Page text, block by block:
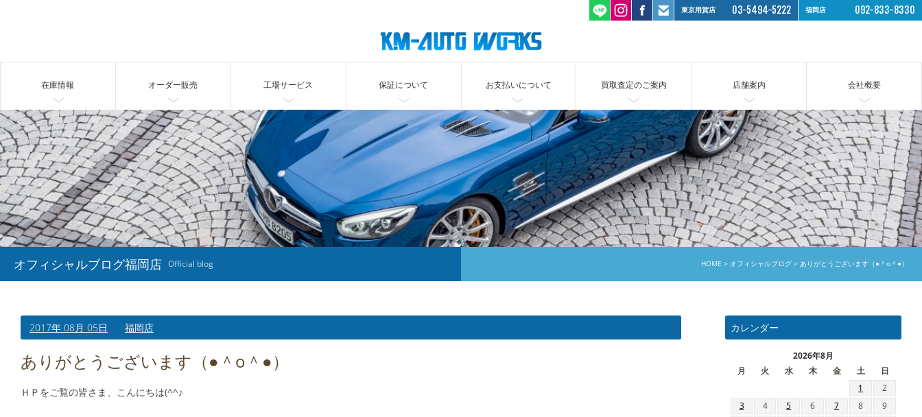
東京用賀店 03-5494-5222 福岡店 092-833-8330
在庫情報 オーダー販売 工場サービス 保証について お支払いについて 買取査定のご案内 店舗案内 会社概要
オフィシャルブログ福岡店 Official blog HOME オフィシャルブログ ありがとうございます（●＾o＾●）
2017年 08月 05日 福岡店
ありがとうございます（●＾o＾●）
ＨＰをご覧の皆さま、こんにちは(^^♪
カレンダー
2026年8月
月
火 水 木 金 土
日
1
2
3
4 5 6 7 8
9